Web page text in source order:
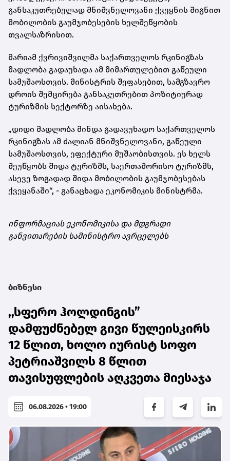
განსაკუთრებულად მნიშვნელოვანი ქვეყნის შიგნით
მობილობის გაუმჯობესების ხელშეწყობის
თვალსაზრისით.
მარიამ ქვრივიშვილმა საქართველოს რკინიგზას
მადლობა გადაუხადა ამ მიმართულებით გაწეული
სამუშაოსთვის. მინისტრის შეფასებით, სამგზავრო
დროის შემცირება განსაკუთრებით პოზიტიურად
ტურიზმის სექტორზე აისახება.
„დიდი მადლობა მინდა გადავუხადო საქართველოს
რკინიგზას ამ ძალიან მნიშვნელოვანი, გაწეული
სამუშაოსთვის, ეფექტური მუშაობისთვის. ეს ხელს
შეუწყობს შიდა ტურიზმს, საერთაშორისო ტურიზმს,
ასევე ზოგადად შიდა მობილობის გაუმჯობესებას
ქვეყანაში“, - განაცხადა ეკონომიკის მინისტრმა.
ინფორმაციას ეკონომიკისა და მდგრადი
განვითარების სამინისტრო ავრცელებს
ბიზნესი
,,სფერო ჰოლდინგის”
დამფუძნებელ გივი წულეისკირს
12 წლით, ხოლო იურისტ სოფო
პეტრიაშვილს 8 წლით
თავისუფლების აღკვეთა მიესაჯა
06.08.2026 • 19:00